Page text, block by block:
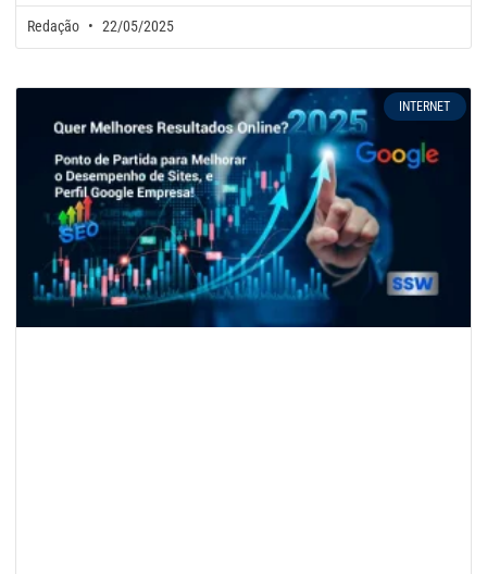
Redação 22/05/2025
INTERNET